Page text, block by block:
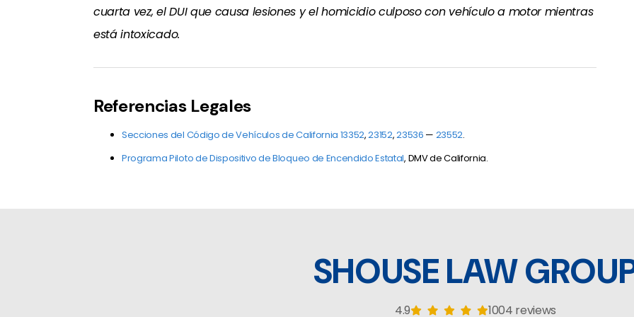
cuarta vez, el DUI que causa lesiones y el homicidio culposo con vehículo a motor mientras
está intoxicado.
Referencias Legales
Secciones del Código de Vehículos de California 13352,23152,23536 — 23552.
Programa Piloto de Dispositivo de Bloqueo de Encendido Estatal, DMV de California.
SHOUSE LAW
4.9 1004 reviews